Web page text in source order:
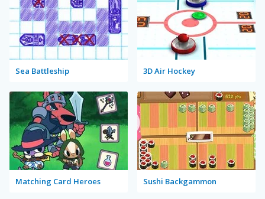
Sea Battleship 3D Air Hockey
Matching Card Heroes Sushi Backgammon